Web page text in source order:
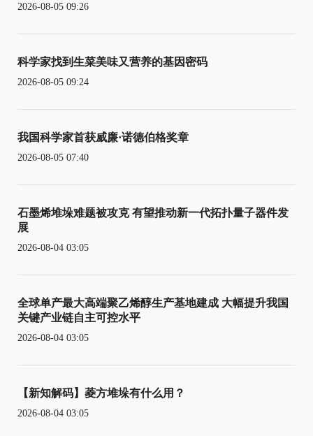
2026-08-05 09:26
科学家找到生菜美味又营养的基因密码
2026-08-05 09:24
我国科学家首获威廉·诺德伯格奖章
2026-08-05 07:40
石墨烯堆垛难题被攻克 有望推动新一代拓扑量子器件发
展
2026-08-04 03:05
全球单产最大高端聚乙烯醇生产基地建成 大幅提升我国
关键产业链自主可控水平
2026-08-04 03:05
【新知解码】菱方堆垛有什么用？
2026-08-04 03:05